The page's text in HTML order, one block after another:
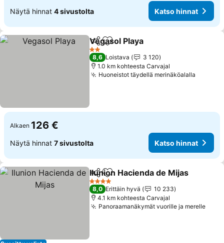
Näytä hinnat 4 sivustolta Katso hinnat
Jaa Lisää suosikkeihin
Vegasol Playa
2 Tähtiluokitus
8,6 Loistava
3 120
1.0 km kohteesta Carvajal
Huoneistot täydellä merinäköalalla
Alkaen 126 €
Näytä hinnat 7 sivustolta Katso hinnat
Jaa Lisää suosikkeihin
Ilunion Hacienda de Mijas
4 Tähtiluokitus
8,0 Erittäin hyvä
10 233
4.1 km kohteesta Carvajal
Panoraamanäkymät vuorille ja merelle